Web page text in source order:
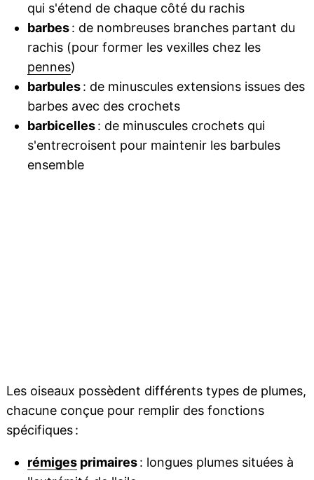
qui s'étend de chaque côté du rachis
barbes: de nombreuses branches partant du
rachis (pour former les vexilles chez les
pennes)
barbules: de minuscules extensions issues des
barbes avec des crochets
barbicelles: de minuscules crochets qui
s'entrecroisent pour maintenir les barbules
ensemble
Les oiseaux possèdent différents types de plumes,
chacune conçue pour remplir des fonctions
spécifiques :
rémigesprimaires: longues plumes situées à